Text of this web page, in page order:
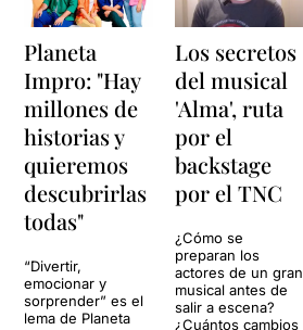
Planeta
Impro: "Hay
millones de
historias y
quieremos
descubrirlas
todas"
“Divertir,
emocionar y
sorprender” es el
lema de Planeta
Los secretos
del musical
'Alma', ruta
por el
backstage
por el TNC
¿Cómo se
preparan los
actores de un gran
musical antes de
salir a escena?
¿Cuántos cambios